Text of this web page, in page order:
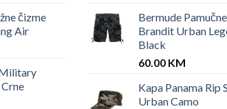
čizme
Air
was:
42.00
Bermude Pamučne
Brandit Urban
Black
60.00 KM
Kapa Panama Rip
Urban Camo